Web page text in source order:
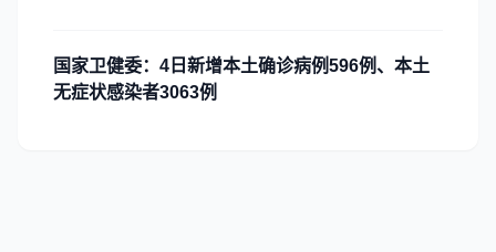
国家卫健委：4日新增本土确诊病例596例、本土
无症状感染者3063例